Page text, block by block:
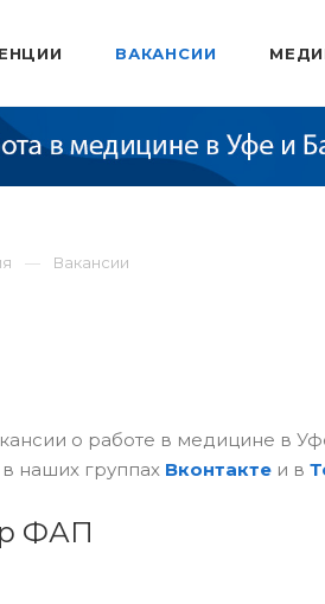
ВАКАНСИИ
Вакансии
о работе в медицине в
в наших группах Вконтактеи в
ФАП